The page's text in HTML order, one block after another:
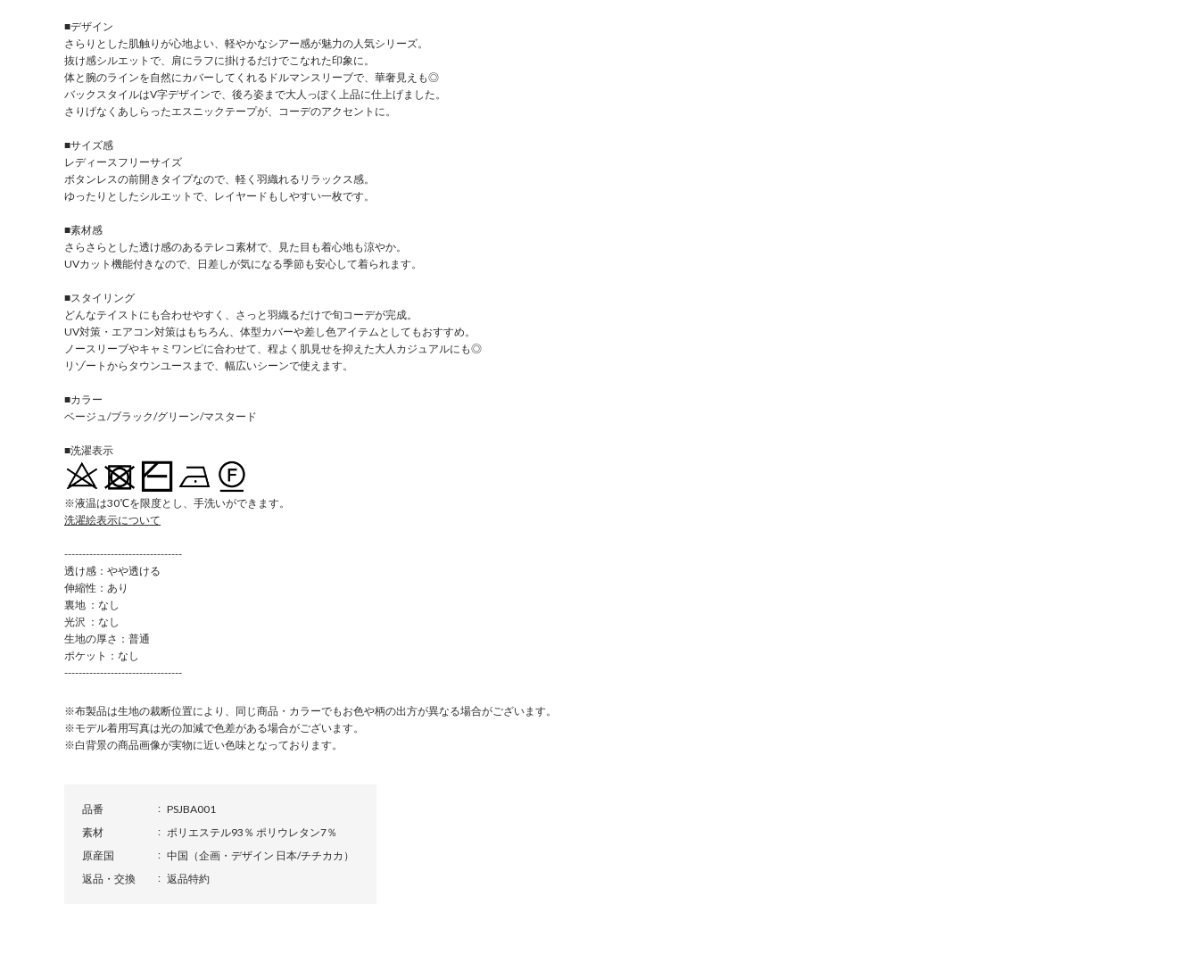
■デザイン
さらりとした肌触りが心地よい、軽やかなシアー感が魅力の人気シリーズ。
抜け感シルエットで、肩にラフに掛けるだけでこなれた印象に。
体と腕のラインを自然にカバーしてくれるドルマンスリーブで、華奢見えも◎
バックスタイルはV字デザインで、後ろ姿まで大人っぽく上品に仕上げました。
さりげなくあしらったエスニックテープが、コーデのアクセントに。
■サイズ感
レディースフリーサイズ
ボタンレスの前開きタイプなので、軽く羽織れるリラックス感。
ゆったりとしたシルエットで、レイヤードもしやすい一枚です。
■素材感
さらさらとした透け感のあるテレコ素材で、見た目も着心地も涼やか。
UVカット機能付きなので、日差しが気になる季節も安心して着られます。
■スタイリング
どんなテイストにも合わせやすく、さっと羽織るだけで旬コーデが完成。
UV対策・エアコン対策はもちろん、体型カバーや差し色アイテムとしてもおすすめ。
ノースリーブやキャミワンピに合わせて、程よく肌見せを抑えた大人カジュアルにも◎
リゾートからタウンユースまで、幅広いシーンで使えます。
■カラー
ベージュ/ブラック/グリーン/マスタード
■洗濯表示
※液温は30℃を限度とし、手洗いができます。
洗濯絵表示について
---------------------------------
透け感：やや透ける
伸縮性：あり
裏地 ：なし
光沢 ：なし
生地の厚さ：普通
ポケット：なし
---------------------------------
※布製品は生地の裁断位置により、同じ商品・カラーでもお色や柄の出方が異なる場合がございます。
※モデル着用写真は光の加減で色差がある場合がございます。
※白背景の商品画像が実物に近い色味となっております。
品番
PSJBA001
素材
ポリエステル93％ ポリウレタン7％
原産国
中国（企画・デザイン 日本/チチカカ）
返品・交換
返品特約